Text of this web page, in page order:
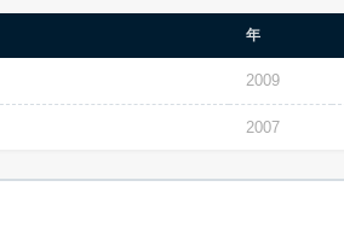
年
2009
2007